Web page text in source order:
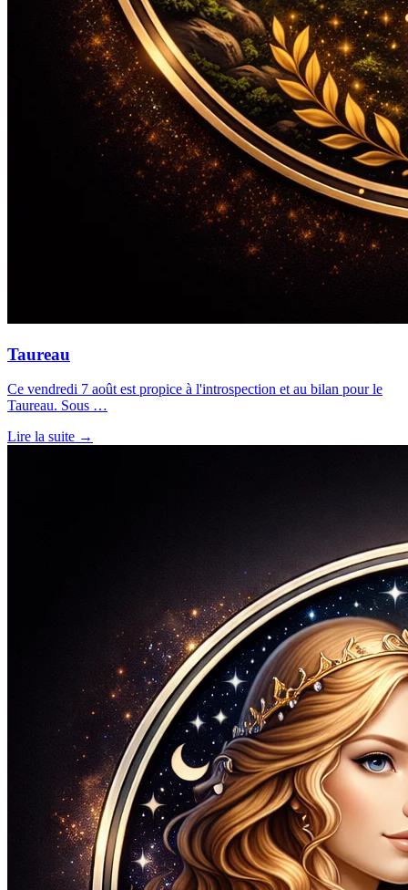
Taureau
Ce vendredi 7 août est propice à l'introspection et au bilan pour le
Taureau. Sous …
Lire la suite →